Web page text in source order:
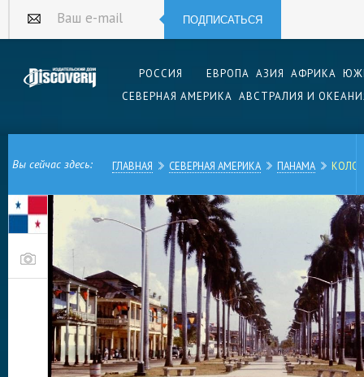
Ваш e-mail ПОДПИСАТЬСЯ
РОССИЯ ЕВРОПА АЗИЯ АФРИКА
СЕВЕРНАЯ АМЕРИКА АВСТРАЛИЯ И
Вы сейчас здесь: ГЛАВНАЯ СЕВЕРНАЯ АМЕРИКА ПАНАМА
Панамский город Колон, как и столица
портом страны и выходом через Карибское
Основанный в 1852 году испанцами, за свою
раз разрушен, но восстановлен французами.
значимости город Панамы.
Колон был изначально был конечной
пути, построенной американцами в середине
Колона сгорела во время гражданской